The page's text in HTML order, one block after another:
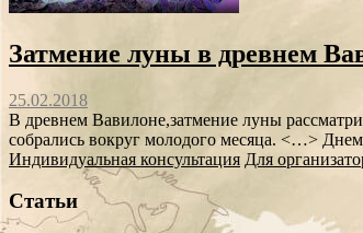
Затмение луны в древнем
25.02.2018
В древнем Вавилоне,затмение луны
собрались вокруг молодого месяца. <…>
Индивидуальная консультация Для
Статьи